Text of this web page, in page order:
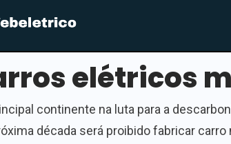
elétricos
continente na luta para a
década será proibido fabricar